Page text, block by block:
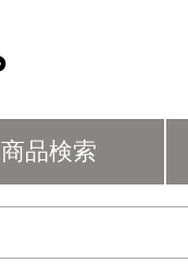
商品検索